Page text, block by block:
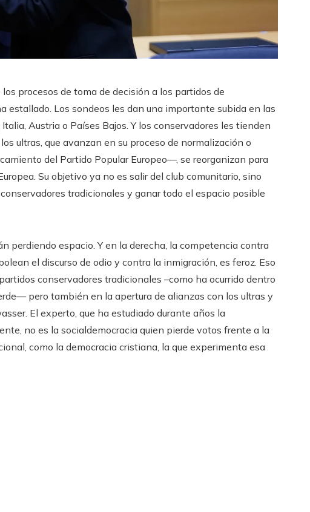
procesos de toma de decisión a los partidos de
estallado. Los sondeos les dan una importante subida en las
Austria o Países Bajos. Y los conservadores les tienden
ultras, que avanzan en su proceso de normalización o
del Partido Popular Europeo—, se reorganizan para
Su objetivo ya no es salir del club comunitario, sino
tradicionales y ganar todo el espacio posible
perdiendo espacio. Y en la derecha, la competencia contra
el discurso de odio y contra la inmigración, es feroz. Eso
conservadores tradicionales –como ha ocurrido dentro
pero también en la apertura de alianzas con los ultras y
El experto, que ha estudiado durante años la
no es la socialdemocracia quien pierde votos frente a la
como la democracia cristiana, la que experimenta esa